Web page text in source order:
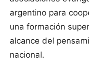
argentino para
una formación
alcance del
nacional.